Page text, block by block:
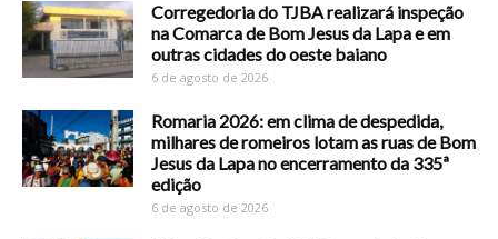
Corregedoria do TJBA realizará inspeção
na Comarca de Bom Jesus da Lapa e em
outras cidades do oeste baiano
6 de agosto de 2026
Romaria 2026: em clima de despedida,
milhares de romeiros lotam as ruas de Bom
Jesus da Lapa no encerramento da 335ª
edição
6 de agosto de 2026